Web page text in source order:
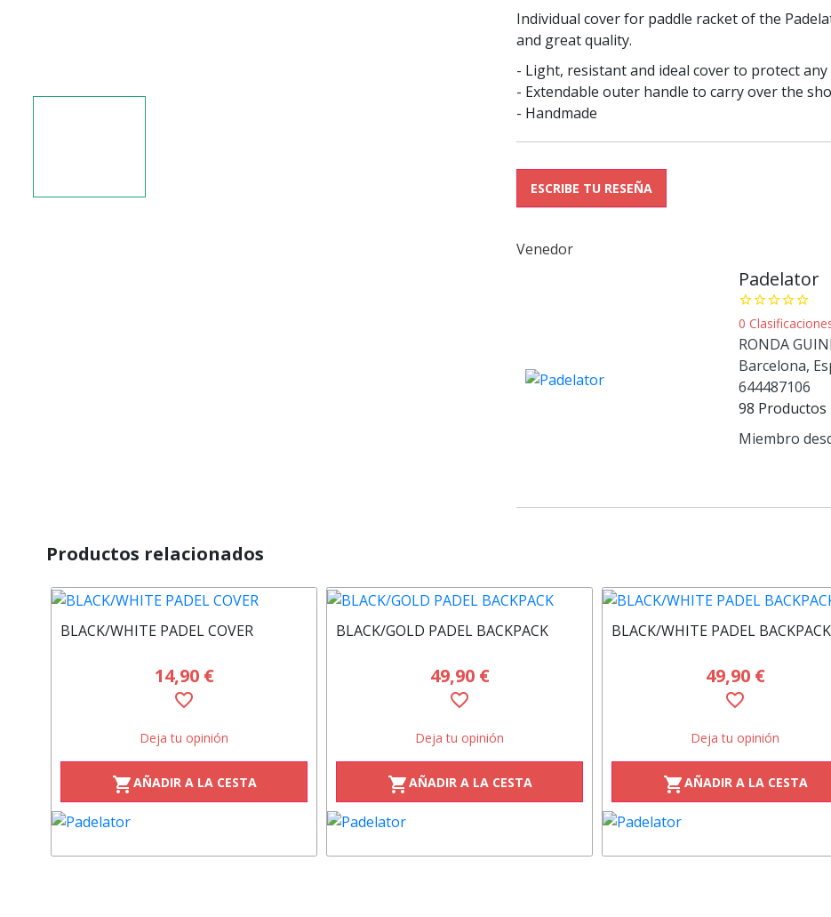
Individual cover for paddle racket of the
and great quality.
- Light, resistant and ideal cover to protect
- Extendable outer handle to carry over the
- Handmade
ESCRIBE TU RESEÑA
Venedor
Padelator
star_borderstar_borderstar_borderstar_borderstar_border
0
RONDA
Barcelona,
644487106
98 Productos
Miembro
Productos relacionados
BLACK/WHITE PADEL COVER
14,90 €
favorite_border
Deja tu opinión
shopping_cartAÑADIR A LA CESTA
BLACK/GOLD PADEL BACKPACK
49,90 €
favorite_border
Deja tu opinión
shopping_cartAÑADIR A LA CESTA
BLACK/WHITE PADEL BACKPACK
49,90 €
favorite_border
Deja tu opinión
shopping_cartAÑADIR A LA CESTA